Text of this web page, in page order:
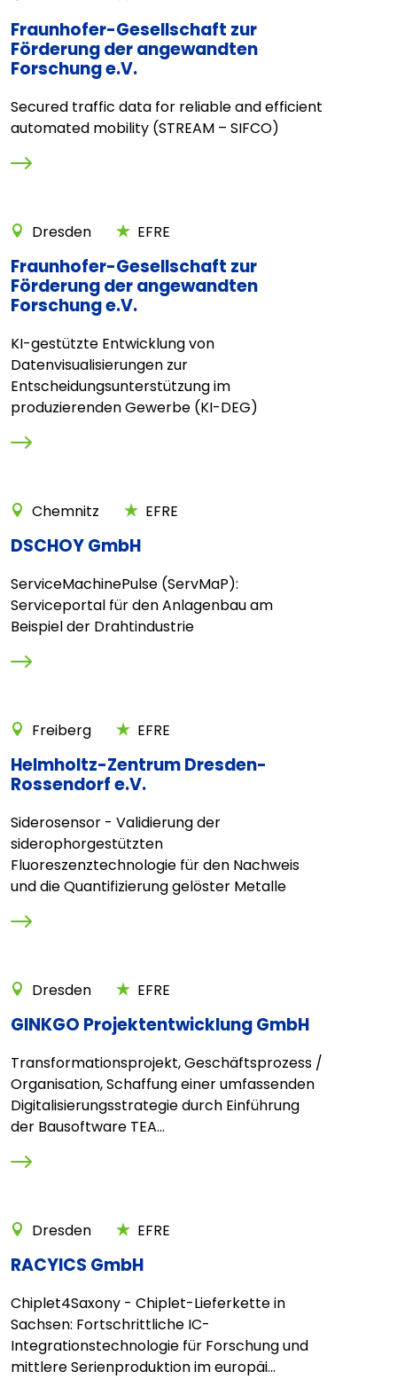
Fraunhofer-Gesellschaft zur
Förderung der angewandten
Forschung e.V.
Secured traffic data for reliable and efficient
automated mobility (STREAM – SIFCO)
Dresden EFRE
Fraunhofer-Gesellschaft zur
Förderung der angewandten
Forschung e.V.
KI-gestützte Entwicklung von
Datenvisualisierungen zur
Entscheidungsunterstützung im
produzierenden Gewerbe (KI-DEG)
Chemnitz EFRE
DSCHOY GmbH
ServiceMachinePulse (ServMaP):
Serviceportal für den Anlagenbau am
Beispiel der Drahtindustrie
Freiberg EFRE
Helmholtz-Zentrum Dresden-
Rossendorf e.V.
Siderosensor - Validierung der
siderophorgestützten
Fluoreszenztechnologie für den Nachweis
und die Quantifizierung gelöster Metalle
Dresden EFRE
GINKGO Projektentwicklung GmbH
Transformationsprojekt, Geschäftsprozess /
Organisation, Schaffung einer umfassenden
Digitalisierungsstrategie durch Einführung
der Bausoftware TEA...
Dresden EFRE
RACYICS GmbH
Chiplet4Saxony - Chiplet-Lieferkette in
Sachsen: Fortschrittliche IC-
Integrationstechnologie für Forschung und
mittlere Serienproduktion im europäi...